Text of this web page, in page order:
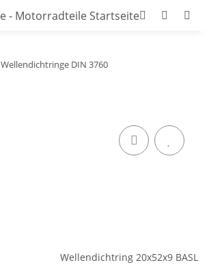
Wellendichtringe DIN 3760